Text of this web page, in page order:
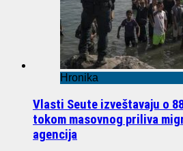
Hronika
Vlasti Seute izveštavaju o
tokom masovnog priliva
agencija